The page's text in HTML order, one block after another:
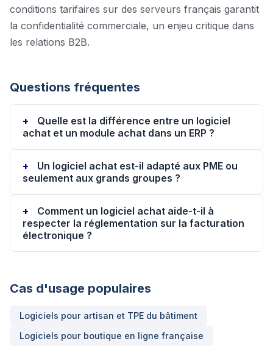
conditions tarifaires sur des serveurs français garantit
la confidentialité commerciale, un enjeu critique dans
les relations B2B.
Questions fréquentes
Quelle est la différence entre un logiciel
achat et un module achat dans un ERP ?
Un logiciel achat est-il adapté aux PME ou
seulement aux grands groupes ?
Comment un logiciel achat aide-t-il à
respecter la réglementation sur la facturation
électronique ?
Cas d'usage populaires
Logiciels pour artisan et TPE du bâtiment
Logiciels pour boutique en ligne française